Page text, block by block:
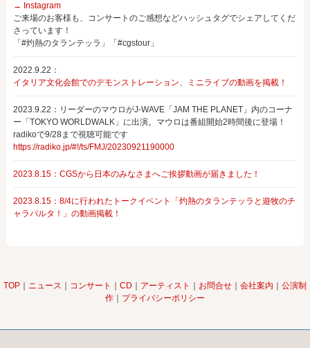
→ Instagram
ご来場のお客様も、コンサートのご感想などハッシュタグでシェアしてくだ
さっています！
「#灼熱のタランテッラ」「#cgstour」
2022.9.22：
イタリア文化会館でのデモンストレーション、ミニライブの動画を掲載！
2023.9.22：リーダーのマウロがJ-WAVE「JAM THE PLANET」内のコーナ
ー「TOKYO WORLDWALK」に出演。マウロは番組開始2時間後に登場！
radikoで9/28まで視聴可能です
https://radiko.jp/#!/ts/FMJ/20230921190000
2023.8.15：CGSから日本のみなさまへご挨拶動画が届きました！
2023.8.15：8/4に行われたトークイベント「灼熱のタランテッラと遊牧のチ
ャラパルタ！」の動画掲載！
TOP ｜ ニュース ｜ コンサート ｜ CD ｜ アーティスト ｜ お問合せ ｜ 会社案内 ｜ 公演制
作 ｜ プライバシーポリシー